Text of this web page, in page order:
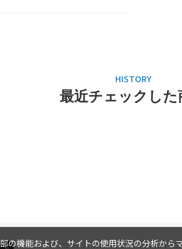
最近チェックした
機能および、サイトの使用状況の分析から